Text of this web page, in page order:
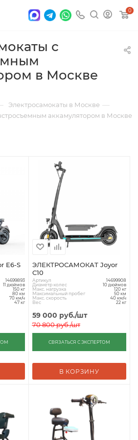
0
с
в Москве
Электросамокаты в Москве —
аккамулятором в Москве
E6-S
14699893
11 дюймов
150 кг
80 км
70 км/ч
47 кг
ЭЛЕКТРОСАМОКАТ Joyor
C10
Артикул 14699908
Диаметр колес 10 дюймов
Макс. нагрузка 120 кг
Максимальный пробег 50 км
Макс. скорость 40 км/ч
Вес 22 кг
59 000 руб./шт
70 800руб./шт
СВЯЗАТЬСЯ С ЭКСПЕРТОМ
В КОРЗИНУ